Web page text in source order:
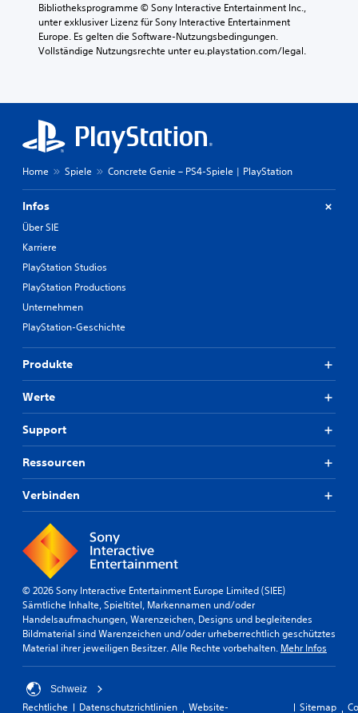
Bibliotheksprogramme © Sony Interactive Entertainment Inc.,
unter exklusiver Lizenz für Sony Interactive Entertainment
Europe. Es gelten die Software-Nutzungsbedingungen.
Vollständige Nutzungsrechte unter eu.playstation.com/legal.
Home Spiele Concrete Genie – PS4-Spiele | PlayStation
Infos
Über SIE
Karriere
PlayStation Studios
PlayStation Productions
Unternehmen
PlayStation-Geschichte
Produkte
Werte
Support
Ressourcen
Verbinden
© 2026 Sony Interactive Entertainment Europe Limited (SIEE)
Sämtliche Inhalte, Spieltitel, Markennamen und/oder
Handelsaufmachungen, Warenzeichen, Designs und begleitendes
Bildmaterial sind Warenzeichen und/oder urheberrechtlich geschütztes
Material ihrer jeweiligen Besitzer. Alle Rechte vorbehalten. Mehr Infos
Schweiz
Rechtliche
Datenschutzrichtlinien
Website-
Sitemap